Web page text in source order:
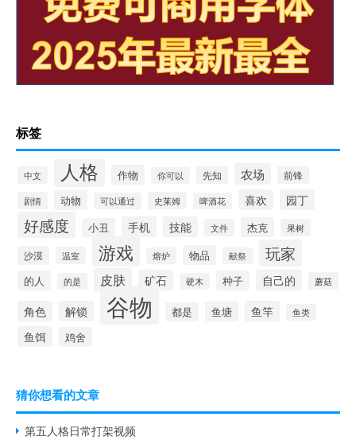
标签
中文 人格 作物 你可以 先知 农场
前锋
剧情
动物 可以通过 史莱姆 啤酒花 喜欢 园丁
好感度 小丑 手机 技能 文件 杰克 果树
沙漠 温室 游戏 熔炉 物品 献祭 玩家
的人 的是 皮肤 矿石 硬木 种子 自己的 蘑菇
角色 解锁 谷物 都是 鱼塘 鱼竿 鱼类
鱼饵 鸡舍
猜你想看的文章
第五人格日常打架视频